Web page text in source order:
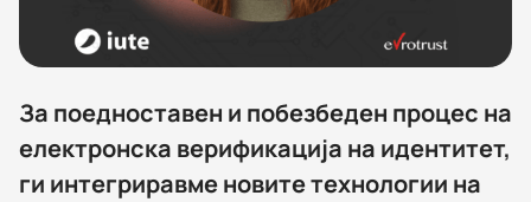
За поедноставен и побезбеден процес на
електронска верификација на идентитет,
ги интегриравме новите технологии на